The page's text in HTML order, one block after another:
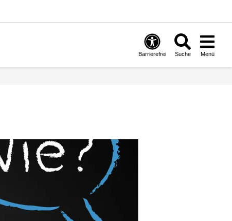
Barrierefrei Suche Menü